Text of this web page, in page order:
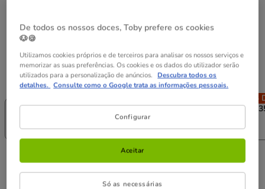
Tamanho:XS - T25 Guia de tamanhos
XXS - T20
11.99€
XS - T25
6.99€
S - T30
7.99€
S+ -
50%
8.49€
Preço anterior 13.99€, Está a poupar 50%, Preço Final
13.99€
6.99€
De todos os nossos doces, Toby prefere os cookies
🐶🍪
Utilizamos cookies próprios e de terceiros para analisar os nossos serviços e
memorizar as suas preferências. Os cookies e os dados do utilizador serão
utilizados para a personalização de anúncios. Descubra todos os
detalhes. Consulte como o Google trata as informações pessoais.
Configurar
Só as necessárias
Aceitar